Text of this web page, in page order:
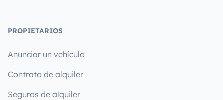
PROPIETARIOS
Anunciar un vehículo
Contrato de alquiler
Seguros de alquiler